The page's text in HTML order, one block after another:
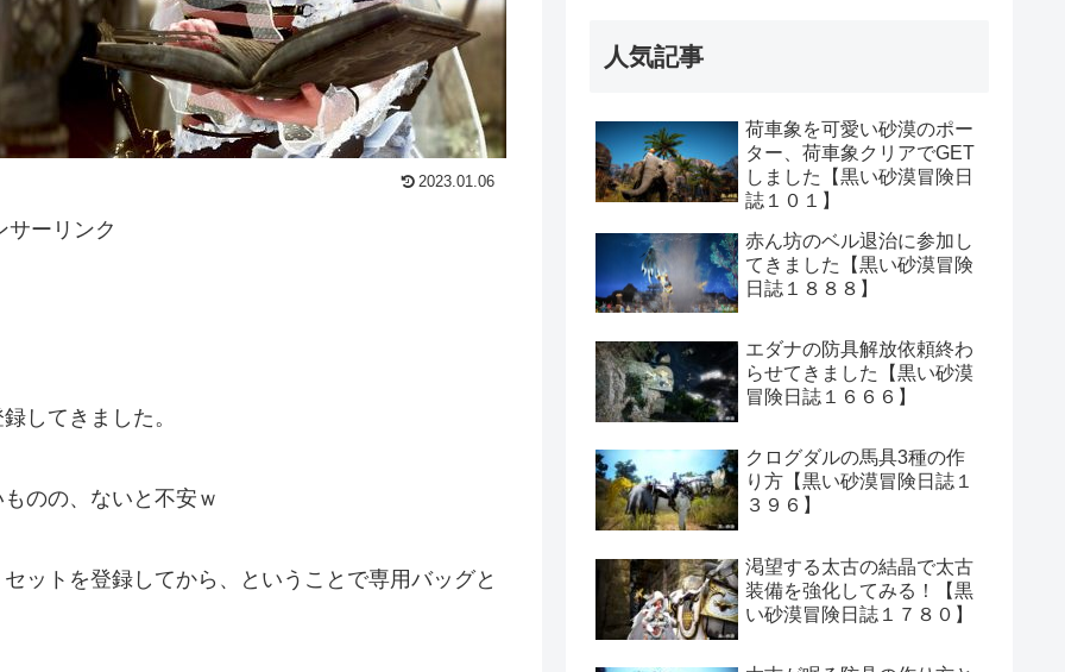
2023.01.06
サーリンク
してきました。
のの、ないと不安ｗ
ットを登録してから、ということで専用バッグと
人気記事
荷車象を可愛い砂漠のポー
ター、荷車象クリアでGET
しました【黒い砂漠冒険日
誌１０１】
赤ん坊のベル退治に参加し
てきました【黒い砂漠冒険
日誌１８８８】
エダナの防具解放依頼終わ
らせてきました【黒い砂漠
冒険日誌１６６６】
クログダルの馬具3種の作
り方【黒い砂漠冒険日誌１
３９６】
渇望する太古の結晶で太古
装備を強化してみる！【黒
い砂漠冒険日誌１７８０】